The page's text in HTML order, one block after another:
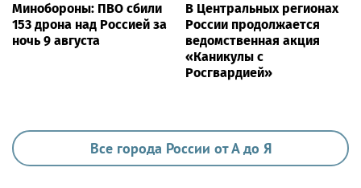
Минобороны: ПВО сбили
153 дрона над Россией за
ночь 9 августа
В Центральных регионах
России продолжается
ведомственная акция
«Каникулы с
Росгвардией»
Все города России от А до Я